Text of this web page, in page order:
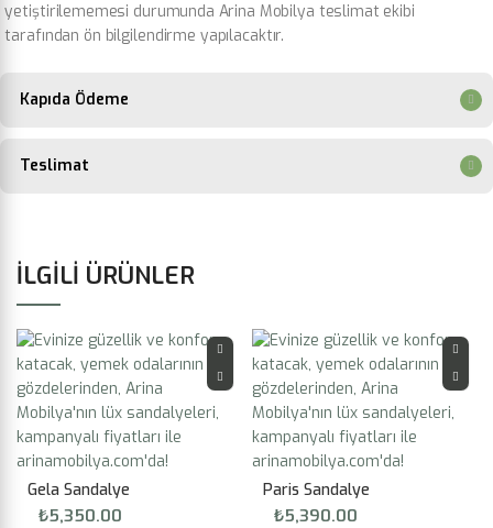
yetiştirilememesi durumunda Arina Mobilya teslimat ekibi
tarafından ön bilgilendirme yapılacaktır.
Kapıda Ödeme
Teslimat
İLGILI ÜRÜNLER
Gela Sandalye
₺5,350.00
Paris Sandalye
₺5,390.00